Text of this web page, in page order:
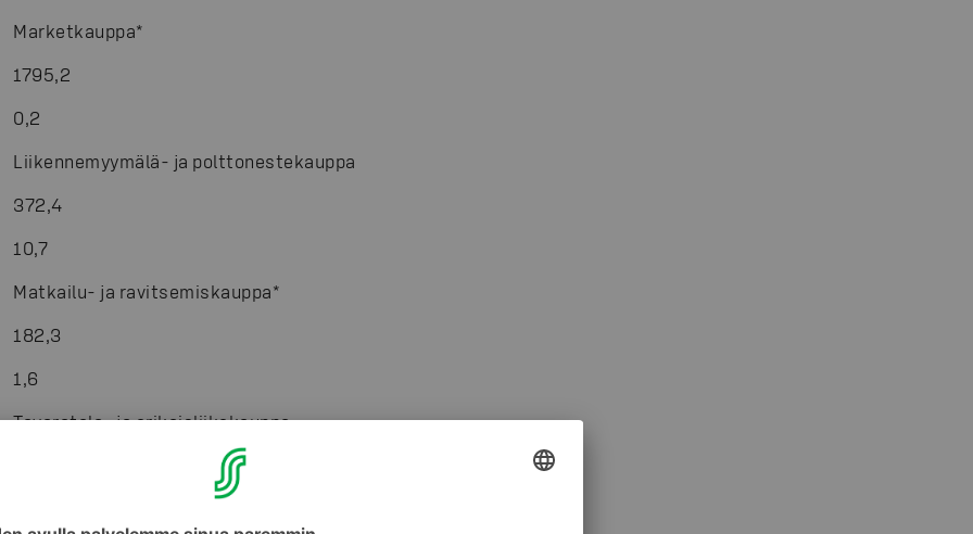
Marketkauppa*
1795,2
0,2
Liikennemyymälä- ja polttonestekauppa
372,4
10,7
Matkailu- ja ravitsemiskauppa*
182,3
1,6
Tavaratalo- ja erikoisliikekauppa